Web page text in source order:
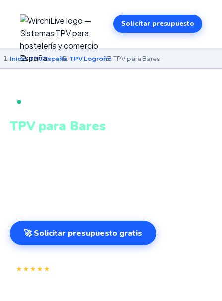
Solicitar presupuesto
Inicio›TPV España›TPV Logroño›TPV para Bares
TPV PARA BARES EN LOGROÑO
TPV para Bares
🚀 Solicitar presupuesto gratis
★★★★★